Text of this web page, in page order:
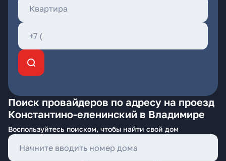
Поиск провайдеров по адресу на проезд
Константино-еленинский в Владимире
Воспользуйтесь поиском, чтобы найти свой дом